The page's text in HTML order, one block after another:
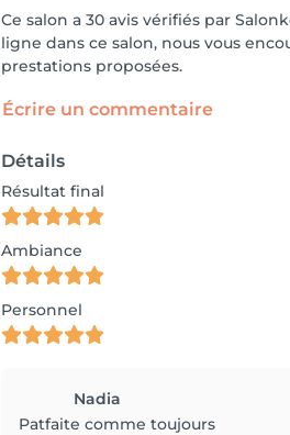
Ce salon a 30 avis vérifiés par
ligne dans ce salon, nous vous
prestations proposées.
Écrire un commentaire
Détails
Résultat final
Ambiance
Personnel
Nadia
Patfaite comme toujours